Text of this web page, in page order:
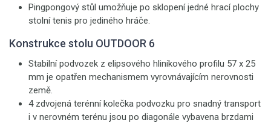
Pingpongový stůl umožňuje po sklopení jedné hrací plochy
stolní tenis pro jediného hráče.
Konstrukce stolu OUTDOOR 6
Stabilní podvozek z elipsového hliníkového profilu 57 x 25
mm je opatřen mechanismem vyrovnávajícím nerovnosti
země.
4 zdvojená terénní kolečka podvozku pro snadný transport
i v nerovném terénu jsou po diagonále vybavena brzdami